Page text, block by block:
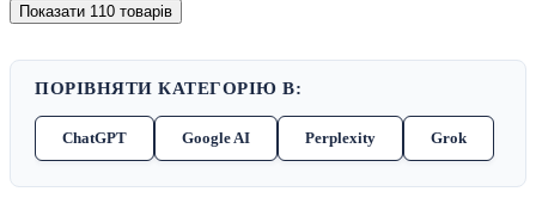
Показати 110 товарів
ПОРІВНЯТИ КАТЕГОРІЮ В:
ChatGPT Google AI Perplexity Grok